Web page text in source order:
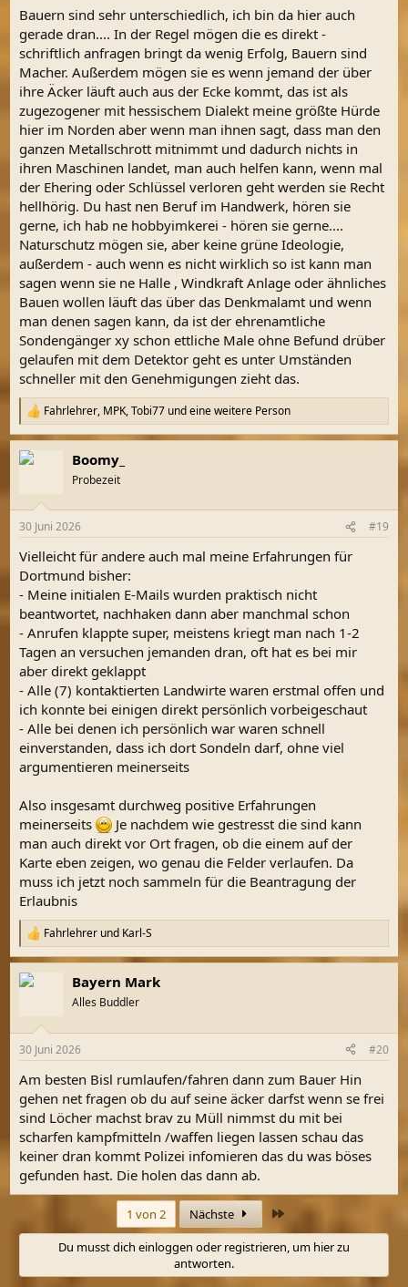
:
Bauern sind sehr unterschiedlich, ich bin da hier auch
gerade dran.... In der Regel mögen die es direkt -
schriftlich anfragen bringt da wenig Erfolg, Bauern sind
Macher. Außerdem mögen sie es wenn jemand der über
ihre Äcker läuft auch aus der Ecke kommt, das ist als
zugezogener mit hessischem Dialekt meine größte Hürde
hier im Norden aber wenn man ihnen sagt, dass man den
ganzen Metallschrott mitnimmt und dadurch nichts in
ihren Maschinen landet, man auch helfen kann, wenn mal
der Ehering oder Schlüssel verloren geht werden sie Recht
hellhörig. Du hast nen Beruf im Handwerk, hören sie
gerne, ich hab ne hobbyimkerei - hören sie gerne....
Naturschutz mögen sie, aber keine grüne Ideologie,
außerdem - auch wenn es nicht wirklich so ist kann man
sagen wenn sie ne Halle , Windkraft Anlage oder ähnliches
Bauen wollen läuft das über das Denkmalamt und wenn
man denen sagen kann, da ist der ehrenamtliche
Sondengänger xy schon ettliche Male ohne Befund drüber
gelaufen mit dem Detektor geht es unter Umständen
schneller mit den Genehmigungen zieht das.
R
e
a
k
e
:
Fahrlehrer, MPK,Tobi77 und eine weitere Person
Boomy_
Probezeit
30 Juni 2026 #19
Vielleicht für andere auch mal meine Erfahrungen für
Dortmund bisher:
- Meine initialen E-Mails wurden praktisch nicht
beantwortet, nachhaken dann aber manchmal schon
- Anrufen klappte super, meistens kriegt man nach 1-2
Tagen an versuchen jemanden dran, oft hat es bei mir
aber direkt geklappt
- Alle (7) kontaktierten Landwirte waren erstmal offen und
ich konnte bei einigen direkt persönlich vorbeigeschaut
- Alle bei denen ich persönlich war waren schnell
einverstanden, dass ich dort Sondeln darf, ohne viel
argumentieren meinerseits
Also insgesamt durchweg positive Erfahrungen
meinerseits
Je nachdem wie gestresst die sind kann
man auch direkt vor Ort fragen, ob die einem auf der
Karte eben zeigen, wo genau die Felder verlaufen. Da
muss ich jetzt noch sammeln für die Beantragung der
Erlaubnis
R
e
a
k
e
:
Fahrlehrer und Karl-S
Bayern Mark
Alles Buddler
30 Juni 2026 #20
Am besten Bisl rumlaufen/fahren dann zum Bauer Hin
gehen net fragen ob du auf seine äcker darfst wenn se frei
sind Löcher machst brav zu Müll nimmst du mit bei
scharfen kampfmitteln /waffen liegen lassen schau das
keiner dran kommt Polizei infomieren das du was böses
gefunden hast. Die holen das dann ab.
1 von 2 Nächste Letzte
Du musst dich einloggen oder registrieren, um hier zu
antworten.